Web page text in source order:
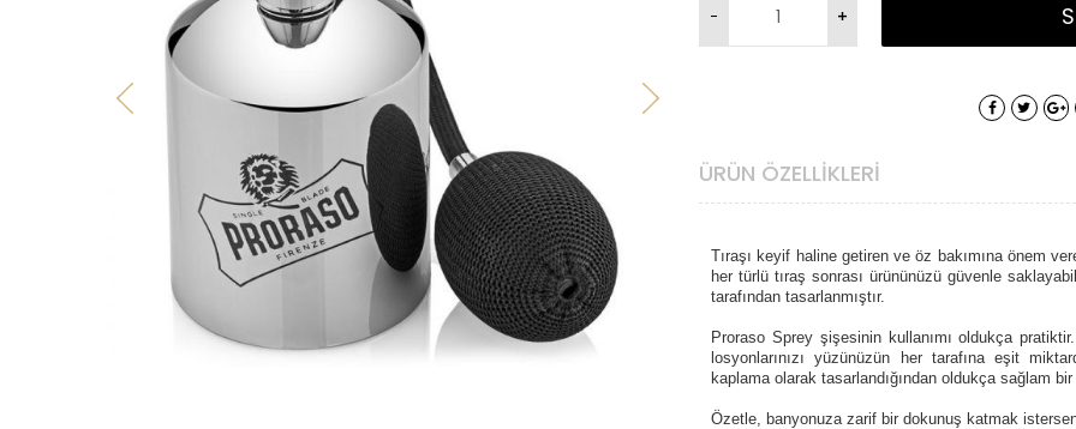
ÜRÜN ÖZELLIKLERI
Tıraşı keyif haline getiren ve öz bakımına önem
her türlü tıraş sonrası ürününüzü güvenle
tarafından tasarlanmıştır.
Proraso Sprey şişesinin kullanımı oldukça
losyonlarınızı yüzünüzün her tarafına eşit
kaplama olarak tasarlandığından oldukça sağlam
Özetle, banyonuza zarif bir dokunuş katmak